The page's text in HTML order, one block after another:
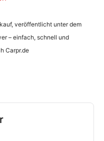
veröffentlicht unter dem
– einfach, schnell und
Carpr.de